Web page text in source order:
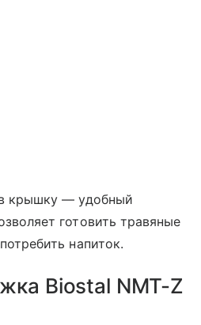
крышку — удобный
готовить травяные
напиток.
Biostal NMT-Z